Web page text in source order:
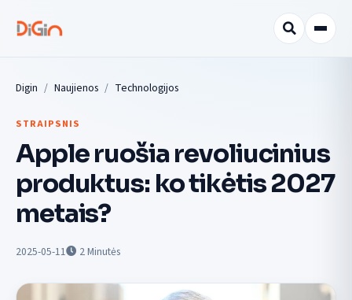
Digin Naujienos Technologijos
STRAIPSNIS
Apple ruošia revoliucinius
produktus: ko tikėtis 2027
metais?
2025-05-11 2Minutės